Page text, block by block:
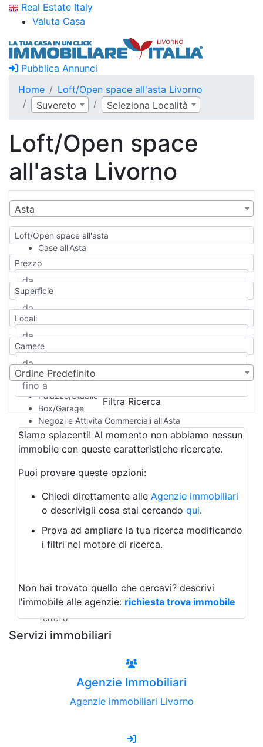
Real Estate Italy
Valuta Casa
Pubblica Annunci
Home
Loft/Open space all'asta Livorno
Suvereto
Seleziona Località
Loft/Open space
all'asta Livorno
Asta
Loft/Open space all'asta
Case all'Asta
Qualsiasi
Appartamento
Casa indipendente
Casa Semi-indipendente
Attico/Mansarda
Rustico/Casale
Camera d'Albergo
Multiproprietà
Palazzo/Stabile
Box/Garage
Negozi e Attivita Commerciali all'Asta
Qualsiasi
Attività/Licenza Commerciale
Azienda Agricola
Bar/Ristorante
Albergo
Laboratorio Artigianale
Negozio/locale commerciale
Agriturismo
Magazzini
Qualsiasi
Terreno edificabile
Terreno
Prezzo
Superficie
Locali
Camere
Ordine Predefinito
Filtra Ricerca
Siamo spiacenti! Al momento non abbiamo nessun
immobile con queste caratteristiche ricercate.
Puoi provare queste opzioni:
Chiedi direttamente alle Agenzie immobiliari
o descrivigli cosa stai cercando qui.
Prova ad ampliare la tua ricerca modificando
i filtri nel motore di ricerca.
Non hai trovato quello che cercavi? descrivi
l'immobile alle agenzie: richiesta trova immobile
Servizi immobiliari
Agenzie Immobiliari
Agenzie immobiliari Livorno